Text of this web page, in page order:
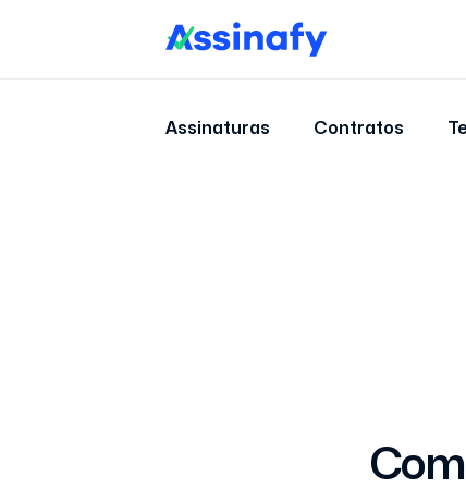
Assinaturas Contratos